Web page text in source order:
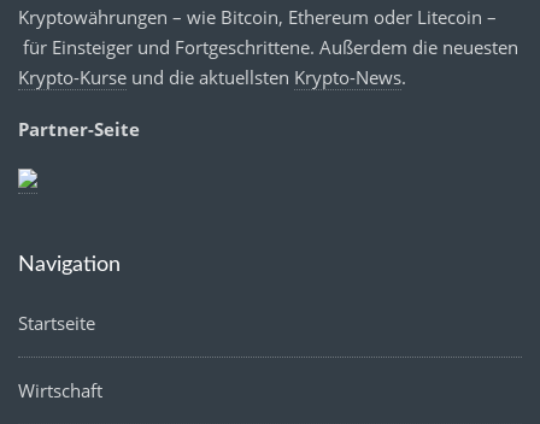
Kryptowährungen – wie Bitcoin, Ethereum oder Litecoin –
für Einsteiger und Fortgeschrittene. Außerdem die neuesten
Krypto-Kurse und die aktuellsten Krypto-News.
Partner-Seite
Navigation
Startseite
Wirtschaft